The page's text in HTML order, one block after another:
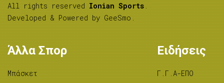
All rights reserved Ionian Sports .
Developed & Powered by GeeSmo .
Άλλα Σπορ
Μπάσκετ
Ειδήσεις
Γ.Γ.Α-ΕΠΟ